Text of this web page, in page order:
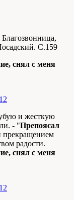
С.159
снял с меня
и жесткую
- "Препоясал
прекращением
радости.
снял с меня